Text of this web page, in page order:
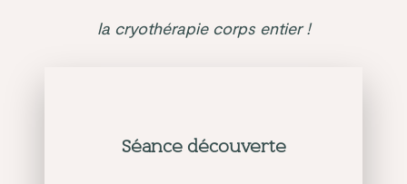
la cryothérapie corps entier !
Séance découverte